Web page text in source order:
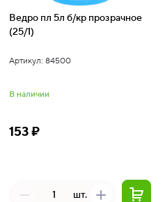
Ведро пл 5л б/кр прозрачное
(25/1)
Артикул: 84500
В наличии
153 ₽
шт.